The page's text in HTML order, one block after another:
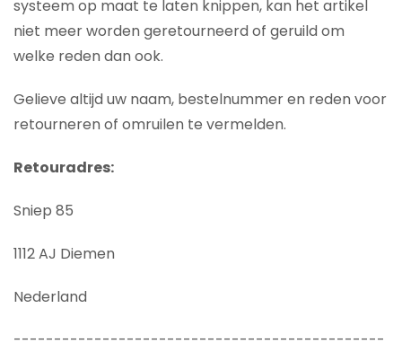
systeem op maat te laten knippen, kan het artikel
niet meer worden geretourneerd of geruild om
welke reden dan ook.
Gelieve altijd uw naam, bestelnummer en reden voor
retourneren of omruilen te vermelden.
Retouradres:
Sniep 85
1112 AJ Diemen
Nederland
----------------------------------------------